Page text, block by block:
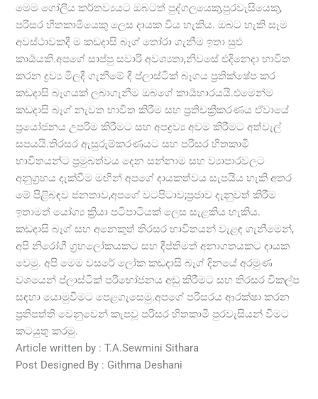
මෙම ගෝලීය කර්තව්‍යයට ඔබටත් පුද්ගලයෙකු,පුරවැසියෙකු,
පරිසර හිතකාමියෙකු ලෙස දායක විය හැකිය. ඔබට හැකි සෑම
අවස්ථාවකදී ම කඩදාසි බෑග් තෝරා ගැනීම ඉතා සුළු
කාර්‍යයකි.අපගේ සාප්පු සවාරි අවශ්‍යතා,නිවසේ එදිනෙදා භාවිත
කරන ද්‍රව්‍ය මිලදී ගැනීමේ දී ප්ලාස්ටික් බෑගය ප්‍රතික්ෂේප කර
කඩදාසි බෑගයක් ලබාගැනීම ඔබගේ කාර්‍යභාරයයි.එමෙන්ම
කඩදාසි බෑග් නැවත භාවිත කිරීම සහ ප්‍රතිචක්‍රීකරණය ඒවායේ
ප්‍රයෝජනය උපරිම කිරීමට සහ අපද්‍රව්‍ය අවම කිරීමට අත්වැල්
සපයයි.තිරසර ඇසුරුම්කරණයට සහ පරිසර හිතකාමී
භාවිතයන්ට ප්‍රමුඛත්වය දෙන සන්නාම සහ ව්‍යාපාරවලට
අනුග්‍රහය දැක්වීම මඟින් අපගේ දායකත්වය සැපයිය හැකි අතර
මේ පිළිබඳව ජනතාව,අපගේ වටපිටාව;ප්‍රජාව දැනුවත් කිරීම
ඉතාමත් යෝග්‍ය ක්‍රියා පටිපාටියක් ලෙස සැළකිය හැකිය.
කඩදාසි බෑග් සහ අනෙකුත් තිරසර භාවිතයන් වැළඳ ගැනීමෙන්,
අපි නිරෝගී ග්‍රහලෝකයකට සහ දීප්තිමත් අනාගතයකට දායක
වෙමු. අපි මෙම වසරේ ලෝක කඩදාසි බෑග් දිනයේ අරමුණ
වශයෙන් ප්ලාස්ටික් පරිභෝජනය අඩු කිරීමට සහ තිරසර විකල්ප
සඳහා යොමුවීමට පෙළගැසෙමු.අපගේ පරිසරය ආරක්ෂා කරන
ප්‍රතිපත්ති වෙනුවෙන් කැපවූ පරිසර හිතකාමී පුරවැසියන් වීමට
කටයුතු කරමු.
Article written by : T.A.Sewmini Sithara
Post Designed By : Githma Deshani